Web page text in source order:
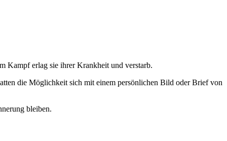
Kampf erlag sie ihrer Krankheit und verstarb.
die Möglichkeit sich mit einem persönlichen Bild oder Brief von
bleiben.